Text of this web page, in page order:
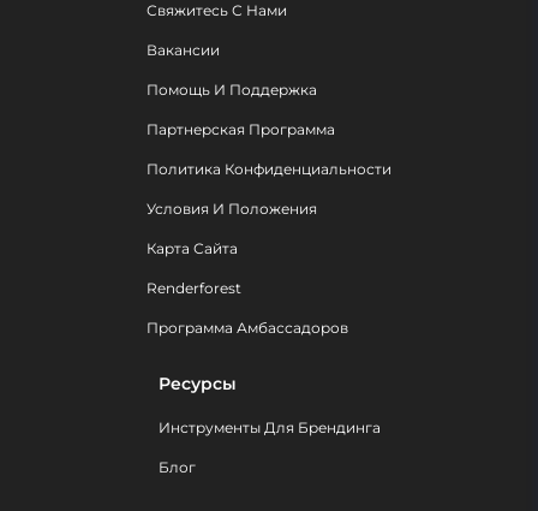
Свяжитесь С Нами
Вакансии
Помощь И Поддержка
Партнерская Программа
Политика Конфиденциальности
Условия И Положения
Карта Сайта
Renderforest
Программа Амбассадоров
Ресурсы
Инструменты Для Брендинга
Блог